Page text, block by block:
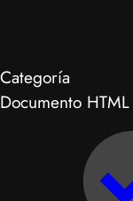
Categoría
Documento HTML